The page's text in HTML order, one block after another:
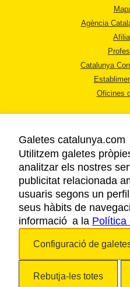
Agència
Catalunya
Oficines
AVÍS
POLÍTICA
Galetes catalunya.com
Utilitzem galetes
analitzar els nostres
publicitat relacionada
usuaris segons un
seus hàbits de
informació a la Política
Configuració de
Rebutja-les totes